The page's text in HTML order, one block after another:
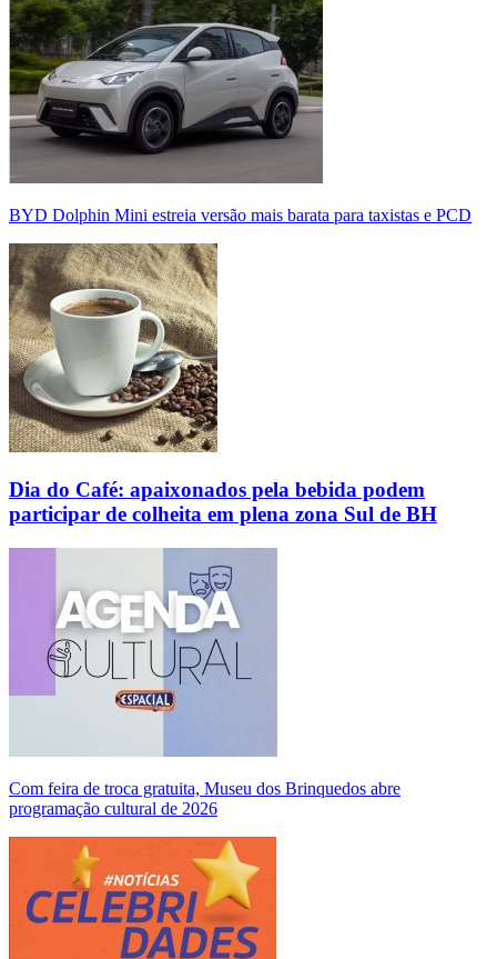
BYD Dolphin Mini estreia versão mais barata para taxistas e PCD
Dia do Café: apaixonados pela bebida podem
participar de colheita em plena zona Sul de BH
Com feira de troca gratuita, Museu dos Brinquedos abre
programação cultural de 2026